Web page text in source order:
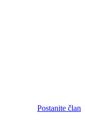
Postanite član